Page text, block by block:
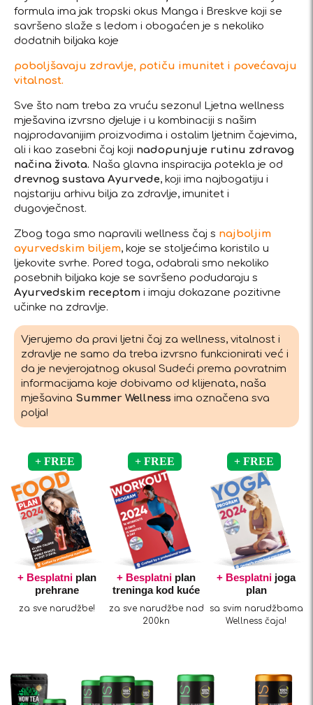
formula ima jak tropski okus Manga i Breskve koji se
savršeno slaže s ledom i obogaćen je s nekoliko
dodatnih biljaka koje
poboljšavaju zdravlje, potiču imunitet i povećavaju
vitalnost.
Sve što nam treba za vruću sezonu! Ljetna wellness
mješavina izvrsno djeluje i u kombinaciji s našim
najprodavanijim proizvodima i ostalim ljetnim čajevima,
ali i kao zasebni čaj koji nadopunjuje rutinu zdravog
načina života. Naša glavna inspiracija potekla je od
drevnog sustava Ayurvede, koji ima najbogatiju i
najstariju arhivu bilja za zdravlje, imunitet i
dugovječnost.
Zbog toga smo napravili wellness čaj s najboljim
ayurvedskim biljem, koje se stoljećima koristilo u
ljekovite svrhe. Pored toga, odabrali smo nekoliko
posebnih biljaka koje se savršeno podudaraju s
Ayurvedskim receptom i imaju dokazane pozitivne
učinke na zdravlje.
Vjerujemo da pravi ljetni čaj za wellness, vitalnost i
zdravlje ne samo da treba izvrsno funkcionirati već i
da je nevjerojatnog okusa! Sudeći prema povratnim
informacijama koje dobivamo od klijenata, naša
mješavina Summer Wellness ima označena sva
polja!
+ Besplatni plan
prehrane
za sve narudžbe!
+ Besplatni plan
treninga kod kuće
za sve narudžbe nad
200kn
+ Besplatni joga
plan
sa svim narudžbama
Wellness čaja!